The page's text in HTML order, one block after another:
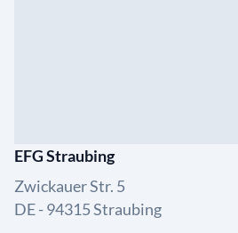
EFG Straubing
Zwickauer Str. 5
DE - 94315 Straubing